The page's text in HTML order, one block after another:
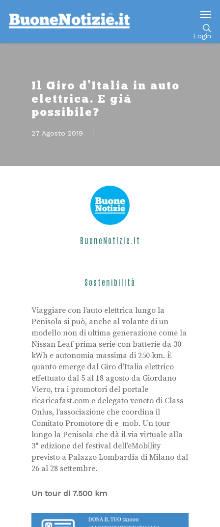
Login
Il Giro d’Italia in auto
elettrica. E già
possibile?
27 Agosto 2019
BuoneNotizie.it
Sostenibilità
Viaggiare con l’auto elettrica lungo la
Penisola si può, anche al volante di un
modello non di ultima generazione come la
Nissan Leaf prima serie con batterie da 30
kWh e autonomia massima di 250 km. È
quanto emerge dal Giro d’Italia elettrico
effettuato dal 5 al 18 agosto da Giordano
Viero, tra i promotori del portale
ricaricafast.com e delegato veneto di Class
Onlus, l’associazione che coordina il
Comitato Promotore di e_mob. Un tour
lungo la Penisola che dà il via virtuale alla
3° edizione del festival dell’eMobility
previsto a Palazzo Lombardia di Milano dal
26 al 28 settembre.
Un tour di 7.500 km
Go to mobile version